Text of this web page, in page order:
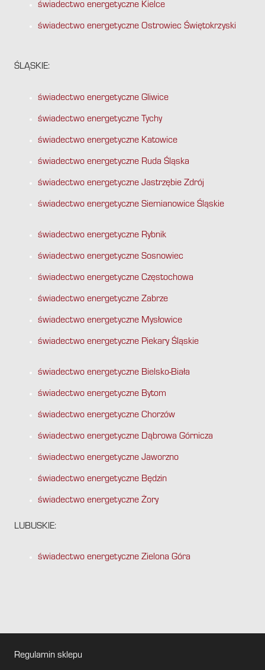
świadectwo energetyczne Kielce
świadectwo energetyczne Ostrowiec Świętokrzyski
ŚLĄSKIE:
świadectwo energetyczne Gliwice
świadectwo energetyczne Tychy
świadectwo energetyczne Katowice
świadectwo energetyczne Ruda Śląska
świadectwo energetyczne Jastrzębie Zdrój
świadectwo energetyczne Siemianowice Śląskie
świadectwo energetyczne Rybnik
świadectwo energetyczne Sosnowiec
świadectwo energetyczne Częstochowa
świadectwo energetyczne Zabrze
świadectwo energetyczne Mysłowice
świadectwo energetyczne Piekary Śląskie
świadectwo energetyczne Bielsko-Biała
świadectwo energetyczne Bytom
świadectwo energetyczne Chorzów
świadectwo energetyczne Dąbrowa Górnicza
świadectwo energetyczne Jaworzno
świadectwo energetyczne Będzin
świadectwo energetyczne Żory
LUBUSKIE:
świadectwo energetyczne Zielona Góra
Regulamin sklepu